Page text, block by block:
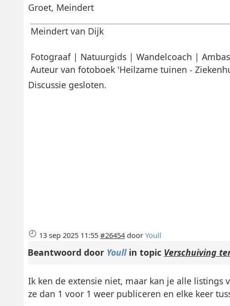
Groet, Meindert
Meindert van Dijk
Fotograaf | Natuurgids | Wandelcoach |
Auteur van fotoboek 'Heilzame tuinen -
Discussie gesloten.
13 sep 2025 11:55 #26454 door Youll
Beantwoord door Youllin topic Verschuiving
Ik ken de extensie niet, maar kan je alle
ze dan 1 voor 1 weer publiceren en elke keer